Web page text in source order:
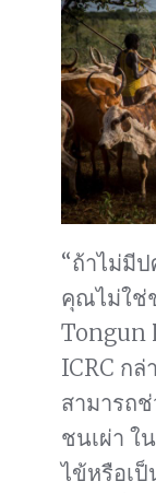
“ถ้าไม่มี
คุณไม่ใช่
Tongun
ICRC ก
สามารถ
ชนเผ่า ใ
ไข้หรือเ